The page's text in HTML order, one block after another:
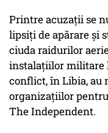
Printre acuzaţii se
lipsiţi de apărare şi
ciuda raidurilor
instalaţiilor militare
conflict, în Libia, au
organizaţiilor
The Independent.